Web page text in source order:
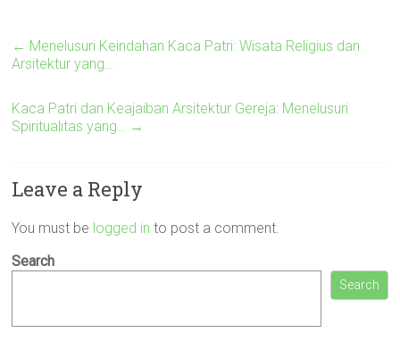
← Menelusuri Keindahan Kaca Patri: Wisata Religius dan
Arsitektur yang…
Kaca Patri dan Keajaiban Arsitektur Gereja: Menelusuri
Spiritualitas yang… →
Leave a Reply
You must be logged in to post a comment.
Search
Search